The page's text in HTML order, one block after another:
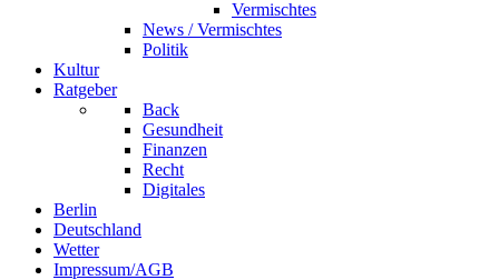
Vermischtes
News / Vermischtes
Politik
Kultur
Ratgeber
Back
Gesundheit
Finanzen
Recht
Digitales
Berlin
Deutschland
Wetter
Impressum/AGB